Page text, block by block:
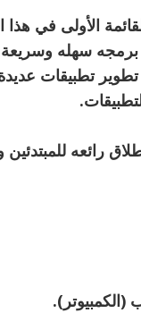
الأولى في هذا
سهله
رائعه